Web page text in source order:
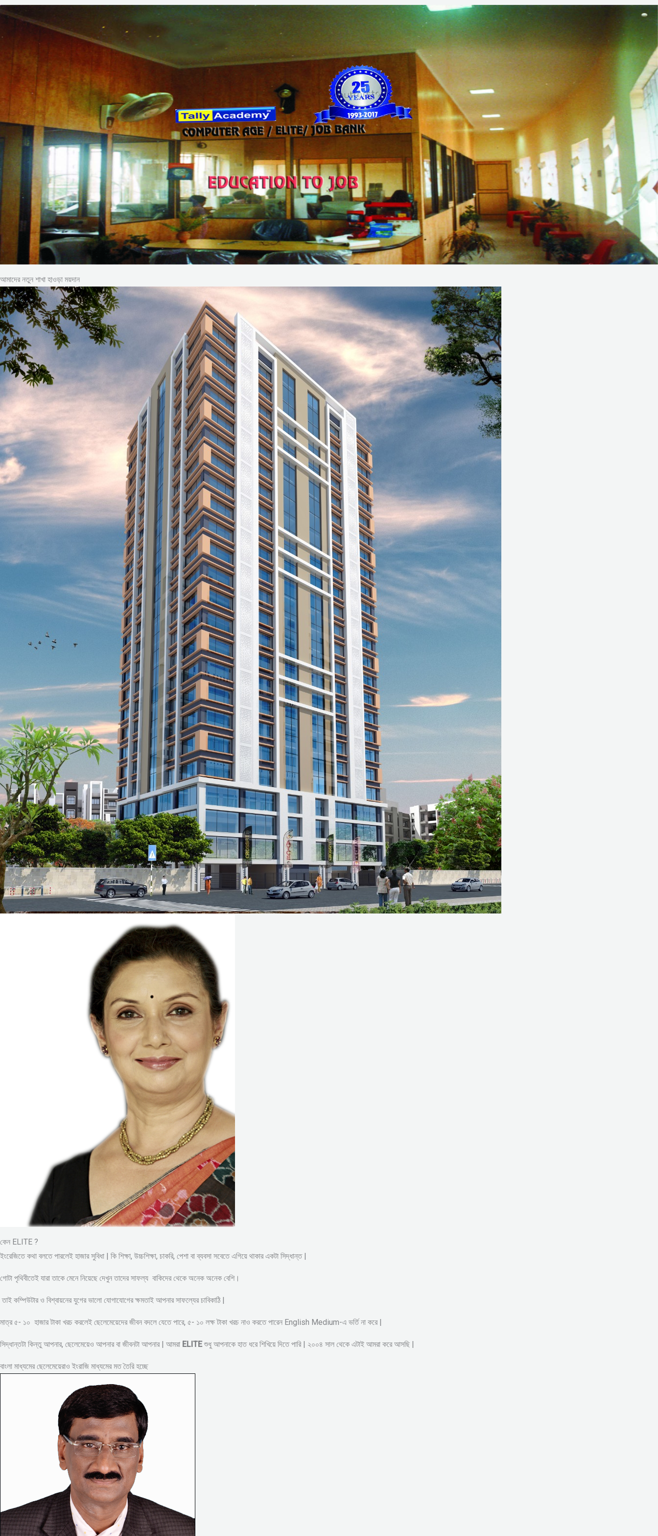
আমাদের নতুন শাখা হাওড়া ময়দান
কেন ELITE ?
ইংরেজিতে কথা বলতে পারলেই হাজার সুবিধা | কি শিক্ষা, উচ্চশিক্ষা, চাকরি, পেশা বা ব্যবসা সবেতে এগিয়ে থাকার একটা সিদ্ধান্ত |
গোটা পৃথিবীতেই যারা তাকে মেনে নিয়েছে দেখুন তাদের সাফল্য বাকিদের থেকে অনেক অনেক বেশি।
তাই কম্পিউটার ও বিশ্বায়নের যুগের ভালো যোগাযোগের ক্ষমতাই আপনার সাফল্যের চাবিকাঠি |
মাত্র ৫- ১০ হাজার টাকা খরচ করলেই ছেলেমেয়েদের জীবন বদলে যেতে পারে, ৫- ১০ লক্ষ টাকা খরচ নাও করতে পারেন English Medium-এ ভর্তি না করে |
সিদ্ধান্তটা কিন্তু আপনার, ছেলেমেয়েও আপনার বা জীবনটা আপনার | আমরা ELITE শুধু আপনাকে হাত ধরে শিখিয়ে দিতে পারি | ২০০৪ সাল থেকে এটাই আমরা করে আসছি |
বাংলা মাধ্যমের ছেলেমেয়েরাও ইংরাজি মাধ্যমের মত তৈরি হচ্ছে